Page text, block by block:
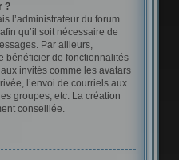
?
l’administrateur du forum
qu’il soit nécessaire de
Par ailleurs,
bénéficier de fonctionnalités
invités comme les avatars
l’envoi de courriels aux
groupes, etc. La création
conseillée.